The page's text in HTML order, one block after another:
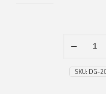
Señaléticas
Oficina
SKU: DG-